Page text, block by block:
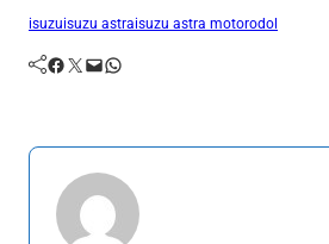
isuzuisuzu astraisuzu astra motorodol
Facebook Twitter Mail WhatsApp